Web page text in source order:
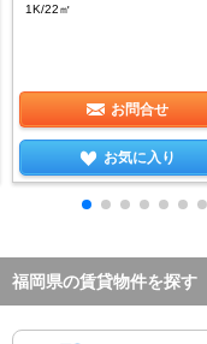
1K/22㎡
お問合せ
お気に入り
福岡県の賃貸物件を探す